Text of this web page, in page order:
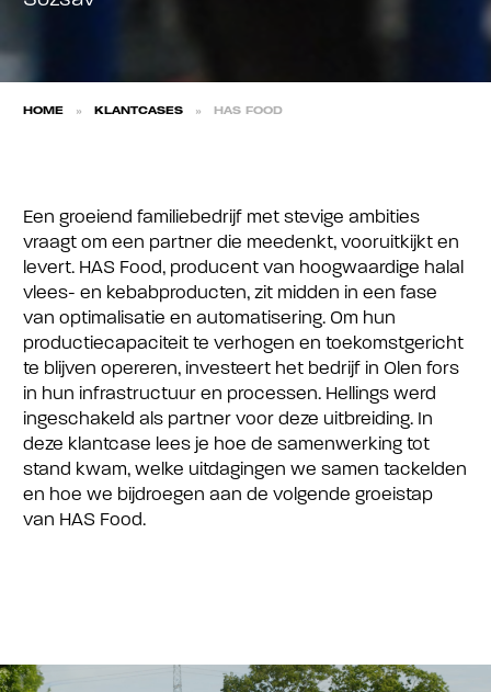
HOME » KLANTCASES » HAS FOOD
Een groeiend familiebedrijf met stevige ambities
vraagt om een partner die meedenkt, vooruitkijkt en
levert. HAS Food, producent van hoogwaardige halal
vlees- en kebabproducten, zit midden in een fase
van optimalisatie en automatisering. Om hun
productiecapaciteit te verhogen en toekomstgericht
te blijven opereren, investeert het bedrijf in Olen fors
in hun infrastructuur en processen. Hellings werd
ingeschakeld als partner voor deze uitbreiding. In
deze klantcase lees je hoe de samenwerking tot
stand kwam, welke uitdagingen we samen tackelden
en hoe we bijdroegen aan de volgende groeistap
van HAS Food.